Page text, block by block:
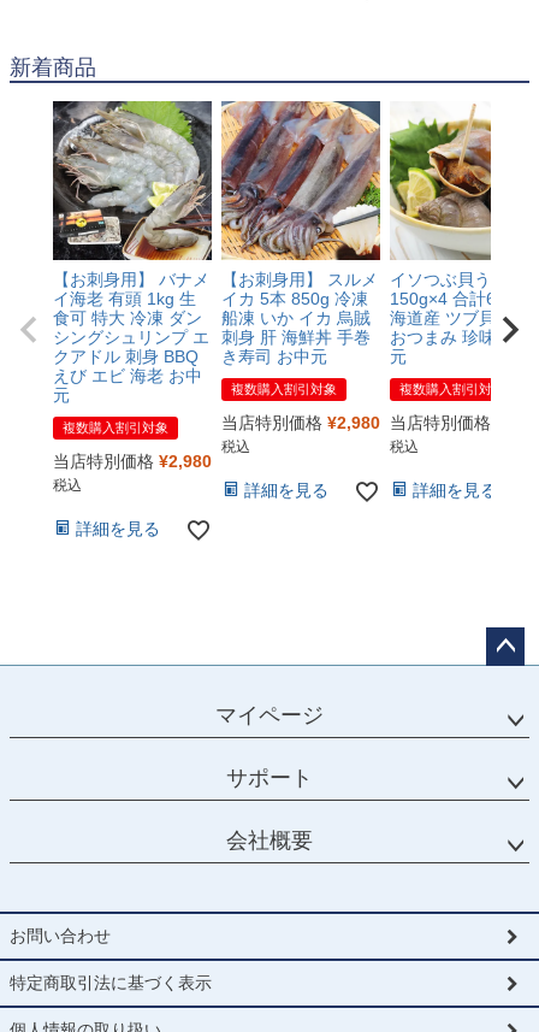
新着商品
【お刺身用】 バナメ
イ海老 有頭 1kg 生
食可 特大 冷凍 ダン
シングシュリンプ エ
クアドル 刺身 BBQ
えび エビ 海老 お中
元
複数購入割引対象
当店特別価格 ¥2,980
税込
詳細を見る
【お刺身用】 スルメ
イカ 5本 850g 冷凍
船凍 いか イカ 烏賊
刺身 肝 海鮮丼 手巻
き寿司 お中元
複数購入割引対象
当店特別価格 ¥2,980
税込
詳細を見る
イソつぶ貝うま煮
150g×4 合計600g
海道産 ツブ貝 冷凍
おつまみ 珍味 お中
元
複数購入割引対象
当店特別価格
税込
詳細を見る
ップ
マイページ
サポート
会社概要
お問い合わせ
特定商取引法に基づく表示